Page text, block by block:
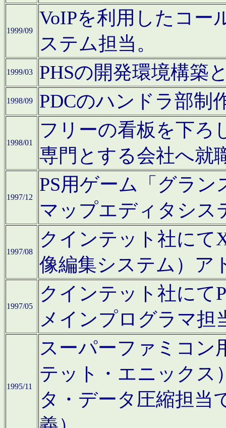
1999/09
VoIPを利用したコー
ステム担当。
1999/03 PHSの開発環境構築
1998/09 PDCのハンドラ部制
1998/01
フリーの看板を下ろ
専門とする会社へ就
1997/12
PS用ゲーム「グラン
マップエディタシス
1997/08
クインテット社にて
像編集システム）ア
1997/05
クインテット社にて
メインプログラマ担
1995/11
スーパーファミコン
テット・エニックス
タ・データ圧縮担当